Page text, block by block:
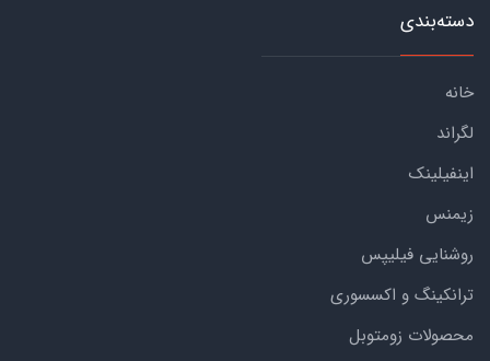
دسته‌بندی
خانه
لگراند
اینفیلینک
زیمنس
روشنایی فیلیپس
ترانکینگ و اکسسوری
محصولات زومتوبل